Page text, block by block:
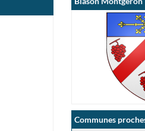
Communes